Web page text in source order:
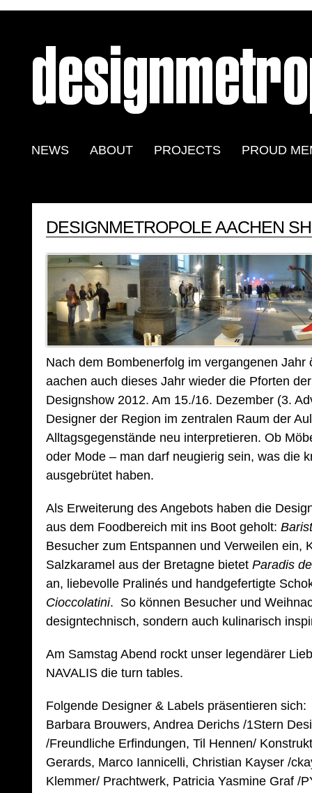
NEWS ABOUT PROJECTS PROUD
DESIGNMETROPOLE AACHEN
Nach dem Bombenerfolg im vergangenen Jahr
aachen auch dieses Jahr wieder die Pforten
Designshow 2012. Am 15./16. Dezember (3.
Designer der Region im zentralen Raum der
Alltagsgegenstände neu interpretieren. Ob
oder Mode – man darf neugierig sein, was die
ausgebrütet haben.
Als Erweiterung des Angebots haben die
aus dem Foodbereich mit ins Boot geholt:
Besucher zum Entspannen und Verweilen ein,
Salzkaramel aus der Bretagne bietet Paradis
an, liebevolle Pralinés und handgefertigte
Cioccolatini. So können Besucher und
designtechnisch, sondern auch kulinarisch
Am Samstag Abend rockt unser legendärer
NAVALIS die turn tables.
Folgende Designer & Labels präsentieren sich:
Barbara Brouwers, Andrea Derichs /1Stern
/Freundliche Erfindungen, Til Hennen/
Gerards, Marco Iannicelli, Christian Kayser /
Klemmer/ Prachtwerk, Patricia Yasmine Graf /